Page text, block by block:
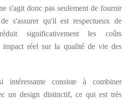
s'agit donc pas seulement de fournir
s'assurer qu'il est respectueux de
significativement les coûts
réel sur la qualité de vie des
intéressante consiste à combiner
un design distinctif, ce qui est très